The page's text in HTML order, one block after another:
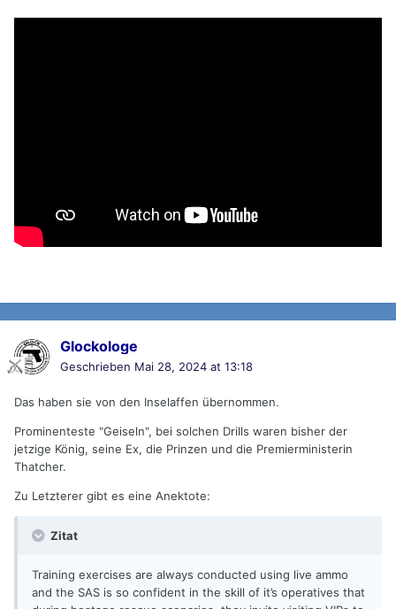
Glockologe
Geschrieben Mai 28, 2024 at 13:18
Das haben sie von den Inselaffen übernommen.
Prominenteste "Geiseln", bei solchen Drills waren bisher der
jetzige König, seine Ex, die Prinzen und die Premierministerin
Thatcher.
Zu Letzterer gibt es eine Anektote:
Zitat
Training exercises are always conducted using live ammo
and the SAS is so confident in the skill of it’s operatives that